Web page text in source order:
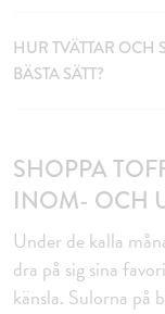
HUR TVÄTTAR OCH
BÄSTA SÄTT?
SHOPPA
INOM- OCH
Under de kalla
dra på sig sina
känsla. Sulorna på